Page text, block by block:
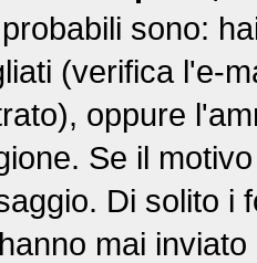
sono:
(verifica l'e-
oppure
Se il
Di solito i
mai